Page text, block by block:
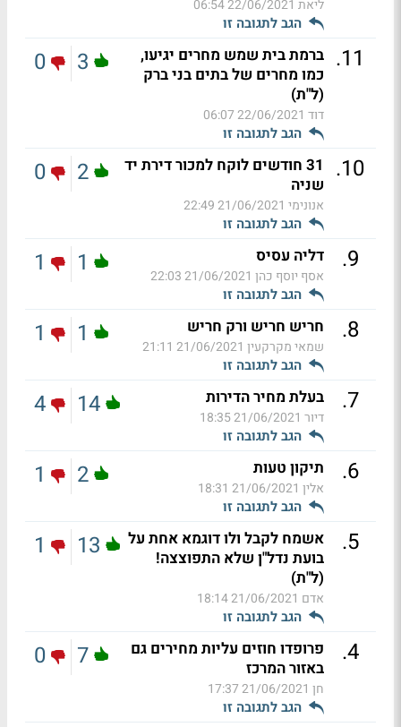
ליאת 22/06/2021 06:54
הגב לתגובה זו
11
. ברמת בית שמש מחרים יגיעו,
כמו מחרים של בתים בני ברק
(ל"ת)
דוד 22/06/2021 06:07
הגב לתגובה זו
3
0
10
.
31 חודשים לוקח למכור דירת יד
שניה
אנונימי 21/06/2021 22:49
הגב לתגובה זו
2
0
9
. דליה עסיס
אסף יוסף כהן 21/06/2021 22:03
הגב לתגובה זו
1
1
8
. חריש חריש ורק חריש
שמאי מקרקעין 21/06/2021 21:11
הגב לתגובה זו
1
1
7
. בעלת מחיר הדירות
דיור 21/06/2021 18:35
הגב לתגובה זו
14
4
6
. תיקון טעות
אלין 21/06/2021 18:31
הגב לתגובה זו
2
1
5
.
אשמח לקבל ולו דוגמא אחת על
בועת נדל"ן שלא התפוצצה!
(ל"ת)
אדם 21/06/2021 18:14
הגב לתגובה זו
13
1
4
.
פרופדו חוזים עליות מחירים גם
באזור המרכז
חן 21/06/2021 17:37
הגב לתגובה זו
7
0